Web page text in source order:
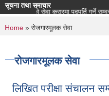
सूचना तथा समाचार
नर्सको सेवा करारमा पदपूर्ति गर्ने
You are here
Home » रोजगारमूलक सेवा
रोजगारमूलक सेवा
लिखित परीक्षा संचालन